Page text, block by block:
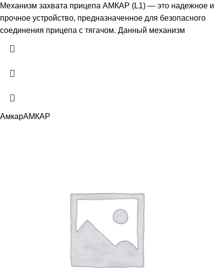
Механизм захвата прицепа АМКАР (L1) — это надежное и
прочное устройство, предназначенное для безопасного
соединения прицепа с тягачом. Данный механизм
АмкарАМКАР